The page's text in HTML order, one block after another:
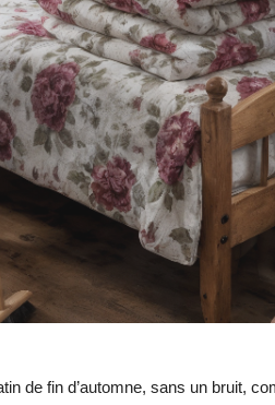
de fin d’automne, sans un bruit,